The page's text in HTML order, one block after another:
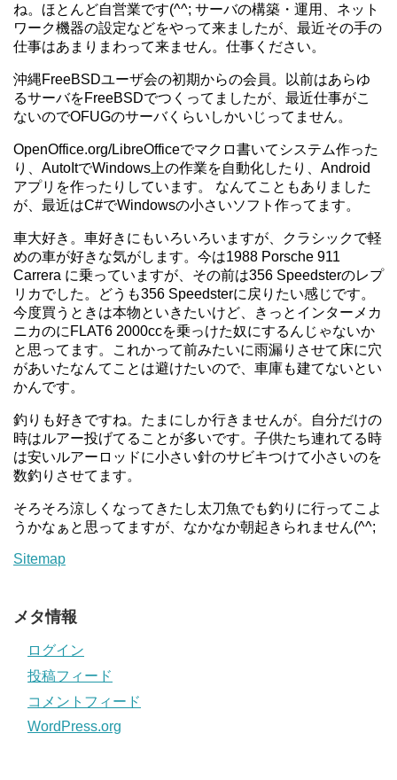
ね。ほとんど自営業です(^^; サーバの構築・運用、ネット
ワーク機器の設定などをやって来ましたが、最近その手の
仕事はあまりまわって来ません。仕事ください。
沖縄FreeBSDユーザ会の初期からの会員。以前はあらゆ
るサーバをFreeBSDでつくってましたが、最近仕事がこ
ないのでOFUGのサーバくらいしかいじってません。
OpenOffice.org/LibreOfficeでマクロ書いてシステム作った
り、AutoItでWindows上の作業を自動化したり、Android
アプリを作ったりしています。 なんてこともありました
が、最近はC#でWindowsの小さいソフト作ってます。
車大好き。車好きにもいろいろいますが、クラシックで軽
めの車が好きな気がします。今は1988 Porsche 911
Carrera に乗っていますが、その前は356 Speedsterのレプ
リカでした。どうも356 Speedsterに戻りたい感じです。
今度買うときは本物といきたいけど、きっとインターメカ
ニカのにFLAT6 2000ccを乗っけた奴にするんじゃないか
と思ってます。これかって前みたいに雨漏りさせて床に穴
があいたなんてことは避けたいので、車庫も建てないとい
かんです。
釣りも好きですね。たまにしか行きませんが。自分だけの
時はルアー投げてることが多いです。子供たち連れてる時
は安いルアーロッドに小さい針のサビキつけて小さいのを
数釣りさせてます。
そろそろ涼しくなってきたし太刀魚でも釣りに行ってこよ
うかなぁと思ってますが、なかなか朝起きられません(^^;
Sitemap
メタ情報
ログイン
投稿フィード
コメントフィード
WordPress.org